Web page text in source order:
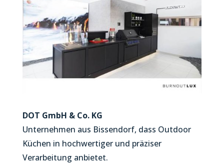
DOT GmbH & Co. KG
Unternehmen aus Bissendorf, dass Outdoor
Küchen in hochwertiger und präziser
Verarbeitung anbietet.